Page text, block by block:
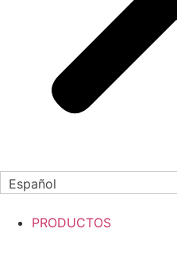
Español
PRODUCTOS